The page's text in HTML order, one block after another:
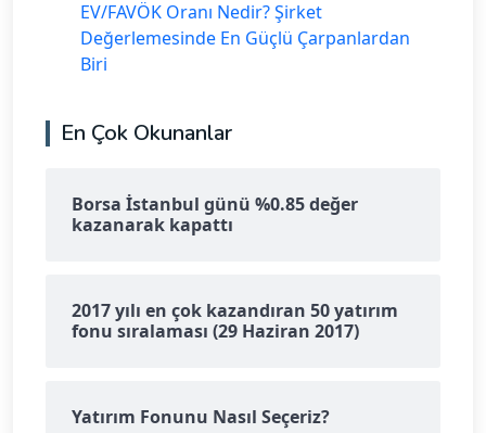
EV/FAVÖK Oranı Nedir? Şirket
Değerlemesinde En Güçlü Çarpanlardan
Biri
En Çok Okunanlar
Borsa İstanbul günü %0.85 değer
kazanarak kapattı
2017 yılı en çok kazandıran 50 yatırım
fonu sıralaması (29 Haziran 2017)
Yatırım Fonunu Nasıl Seçeriz?